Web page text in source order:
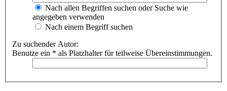
Nach allen Begriffen suchen oder Suche wie
angegeben verwenden
Nach einem Begriff suchen
Zu suchender Autor:
Benutze ein * als Platzhalter für teilweise Übereinstimmungen.